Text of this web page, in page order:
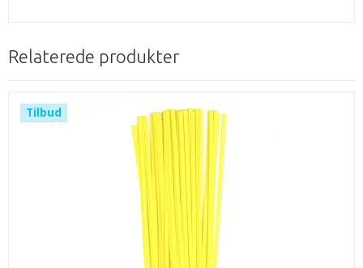
Relaterede produkter
Tilbud